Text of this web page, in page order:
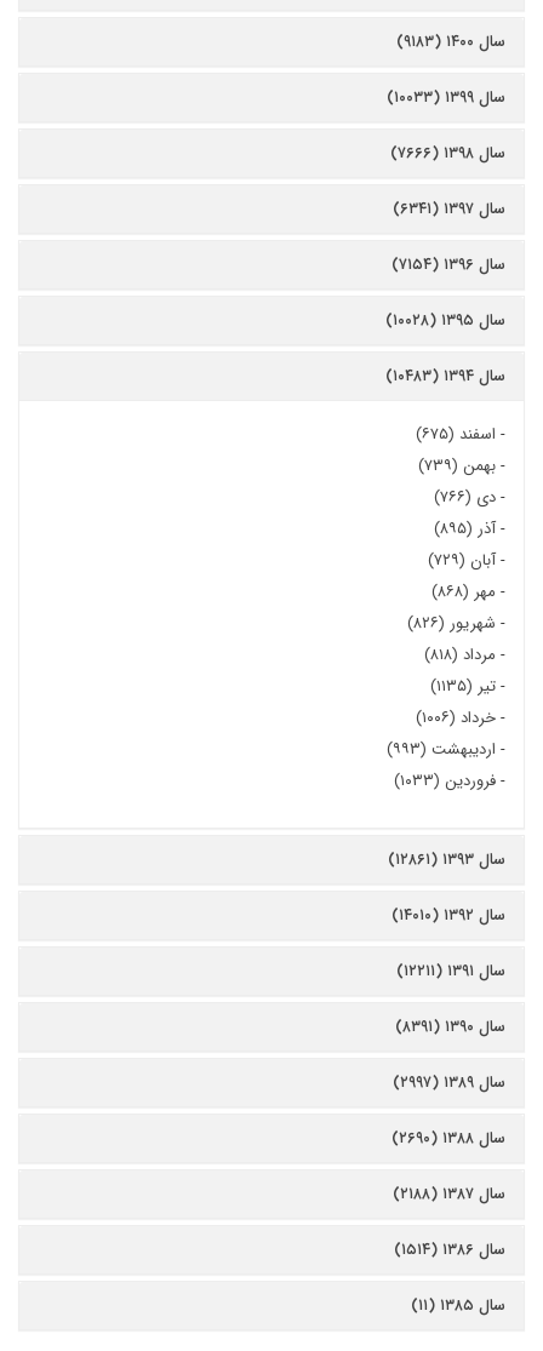
سال ۱۴۰۰ (۹۱۸۳)
سال ۱۳۹۹ (۱۰۰۳۳)
سال ۱۳۹۸ (۷۶۶۶)
سال ۱۳۹۷ (۶۳۴۱)
سال ۱۳۹۶ (۷۱۵۴)
سال ۱۳۹۵ (۱۰۰۲۸)
سال ۱۳۹۴ (۱۰۴۸۳)
- اسفند (۶۷۵)
-بهمن (۷۳۹)
-دی (۷۶۶)
-آذر (۸۹۵)
-آبان (۷۲۹)
- مهر (۸۶۸)
- شهریور (۸۲۶)
- مرداد (۸۱۸)
-تیر (۱۱۳۵)
-خرداد (۱۰۰۶)
- اردیبهشت (۹۹۳)
-فروردین (۱۰۳۳)
سال ۱۳۹۳ (۱۲۸۶۱)
سال ۱۳۹۲ (۱۴۰۱۰)
سال ۱۳۹۱ (۱۲۲۱۱)
سال ۱۳۹۰ (۸۳۹۱)
سال ۱۳۸۹ (۲۹۹۷)
سال ۱۳۸۸ (۲۶۹۰)
سال ۱۳۸۷ (۲۱۸۸)
سال ۱۳۸۶ (۱۵۱۴)
سال ۱۳۸۵ (۱۱)